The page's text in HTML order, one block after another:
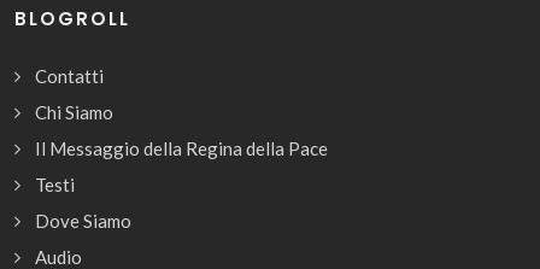
BLOGROLL
Contatti
Chi Siamo
Il Messaggio della Regina della Pace
Testi
Dove Siamo
Audio